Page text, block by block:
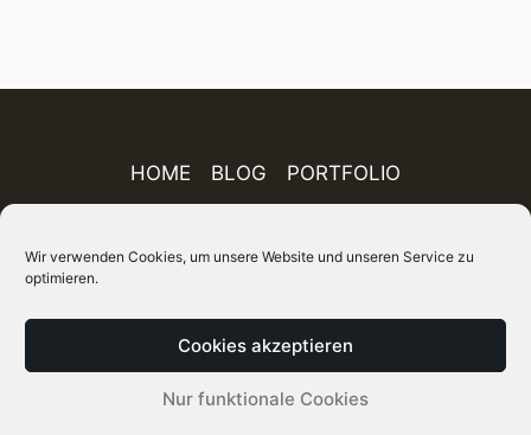
Wir verwenden Cookies, um unsere Website und unseren Service zu
optimieren.
Cookies akzeptieren
Nur funktionale Cookies
HOME BLOG PORTFOLIO
ÜBER MICH
FINEART-SHOP
SITEMAP
© 2026 Holger Rüdel DGPh – Fotograf, Autor und